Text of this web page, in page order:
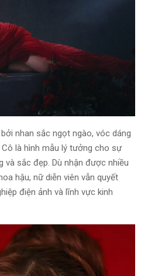
nhan sắc ngọt ngào, vóc dáng
là hình mẫu lý tưởng cho sự
và sắc đẹp. Dù nhận được nhiều
hậu, nữ diễn viên vẫn quyết
điện ảnh và lĩnh vực kinh